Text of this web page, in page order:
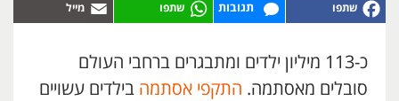
תגובות
כ-113 מיליון ילדים ומתבגרים ברחבי העולם
סובלים מאסתמה. התקפי אסתמה בילדים עשויים